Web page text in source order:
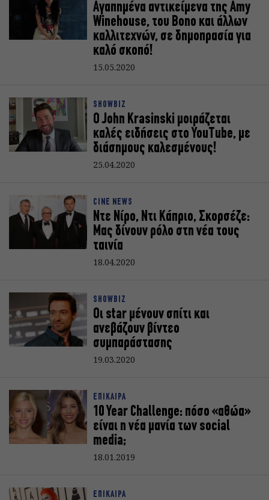
Αγαπημένα αντικείμενα της Amy
Winehouse, του Bono και άλλων
καλλιτεχνών, σε δημοπρασία για
καλό σκοπό!
15.05.2020
SHOWBIZ
Ο John Krasinski μοιράζεται
καλές ειδήσεις στο YouTube, με
διάσημους καλεσμένους!
25.04.2020
CINE NEWS
Ντε Νίρο, Ντι Κάπριο, Σκορσέζε:
Μας δίνουν ρόλο στη νέα τους
ταινία
18.04.2020
SHOWBIZ
Οι star μένουν σπίτι και
ανεβάζουν βίντεο
συμπαράστασης
19.03.2020
ΕΠΙΚΑΙΡΑ
10 Year Challenge: πόσο «αθώα»
είναι η νέα μανία των social
media;
18.01.2019
ΕΠΙΚΑΙΡΑ